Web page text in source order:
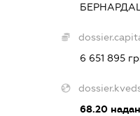
6 651 895
68.20